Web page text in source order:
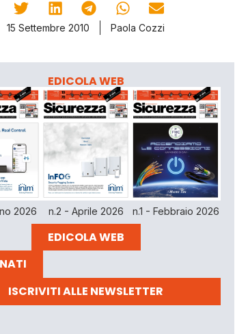
15 Settembre 2010
Paola Cozzi
EDICOLA WEB
2026 n.2 - Aprile 2026 n.1 - Febbraio 2026
EDICOLA WEB
ISCRIVITI ALLE NEWSLETTER